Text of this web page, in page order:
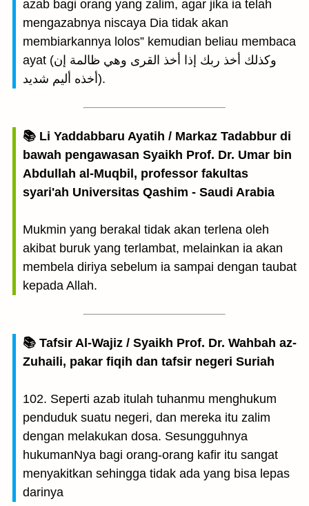
azab bagi orang yang zalim, agar jika ia telah
mengazabnya niscaya Dia tidak akan
membiarkannya lolos” kemudian beliau membaca
ayat (وكذلك أخذ ربك إذا أخذ القرى وهي ظالمة إن
أخذه أليم شديد).
📚 Li Yaddabbaru Ayatih / Markaz Tadabbur di
bawah pengawasan Syaikh Prof. Dr. Umar bin
Abdullah al-Muqbil, professor fakultas
syari'ah Universitas Qashim - Saudi Arabia
Mukmin yang berakal tidak akan terlena oleh
akibat buruk yang terlambat, melainkan ia akan
membela diriya sebelum ia sampai dengan taubat
kepada Allah.
📚 Tafsir Al-Wajiz / Syaikh Prof. Dr. Wahbah az-
Zuhaili, pakar fiqih dan tafsir negeri Suriah
102. Seperti azab itulah tuhanmu menghukum
penduduk suatu negeri, dan mereka itu zalim
dengan melakukan dosa. Sesungguhnya
hukumanNya bagi orang-orang kafir itu sangat
menyakitkan sehingga tidak ada yang bisa lepas
darinya